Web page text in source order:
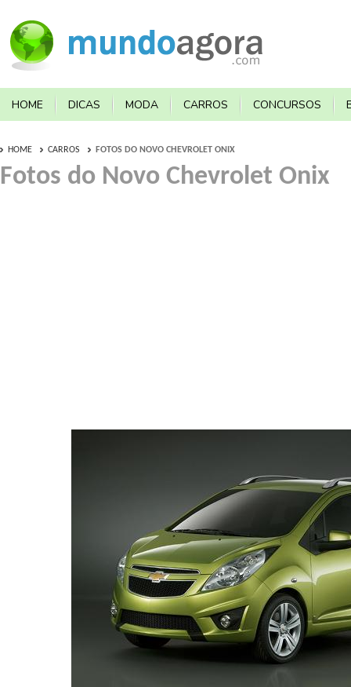
HOME DICAS MODA CARROS CONCURSOS
HOME CARROS FOTOS DO NOVO CHEVROLET ONIX
Fotos do Novo Chevrolet Onix